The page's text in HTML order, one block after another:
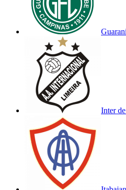
Guarani
Inter